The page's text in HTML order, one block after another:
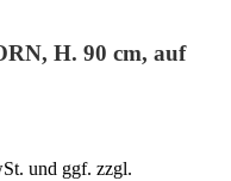
H. 90 cm, auf
und ggf. zzgl.